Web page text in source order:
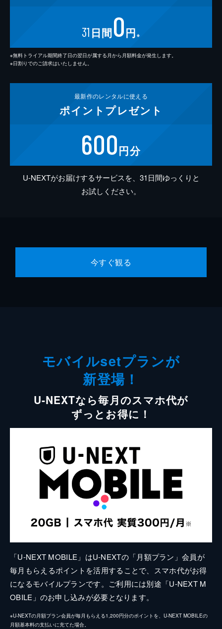
31 日間0円 ※
※無料トライアル期間終了日の翌日が属する月から月額料金が発生します。
※日割りでのご請求はいたしません。
最新作のレンタルに使える
ポイント プレゼント
600円分
U-NEXTがお届けするサービスを、31日間ゆっくりと
お試しください。
今すぐ観る
モバイルsetプランが
新登場！
U-NEXTなら毎月のスマホ代が
ずっとお得に！
「U-NEXT MOBILE」はU-NEXTの「月額プラン」会員が
毎月もらえるポイントを活用することで、スマホ代がお得
になるモバイルプランです。ご利用には別途「U-NEXT M
OBILE」のお申し込みが必要となります。
※U-NEXTの月額プラン会員が毎月もらえる1,200円分のポイントを、U-NEXT MOBILEの
月額基本料の支払いに充てた場合。